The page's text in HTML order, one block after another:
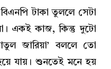
টাকা তুললে সেটা
একই কাজ, কিন্তু দুটো
জারিয়া’ বললে তো
যায়। শুনতেই মনে হয়